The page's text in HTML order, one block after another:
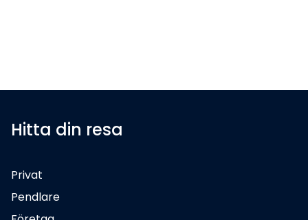
Hitta din resa
Privat
Pendlare